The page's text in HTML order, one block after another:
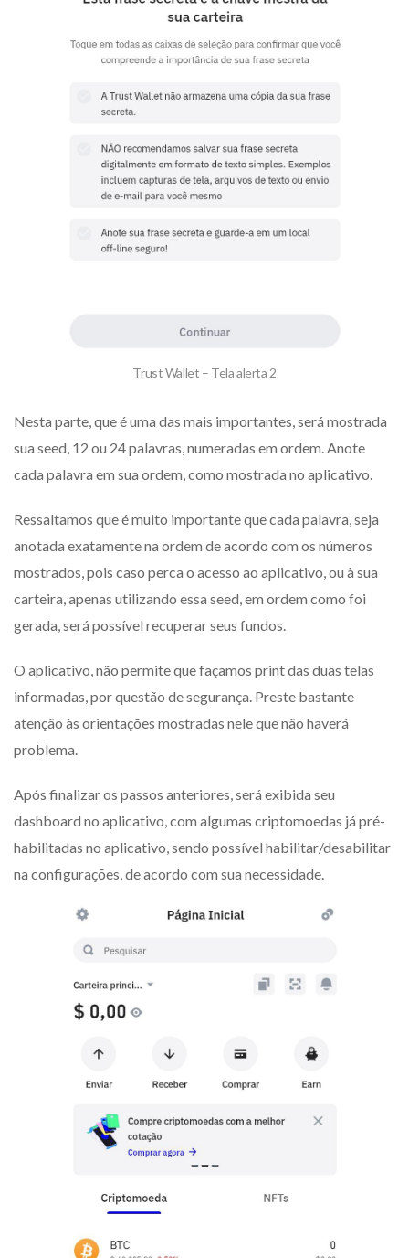
Trust Wallet – Tela alerta 2
Nesta parte, que é uma das mais importantes, será mostrada
sua seed, 12 ou 24 palavras, numeradas em ordem. Anote
cada palavra em sua ordem, como mostrada no aplicativo.
Ressaltamos que é muito importante que cada palavra, seja
anotada exatamente na ordem de acordo com os números
mostrados, pois caso perca o acesso ao aplicativo, ou à sua
carteira, apenas utilizando essa seed, em ordem como foi
gerada, será possível recuperar seus fundos.
O aplicativo, não permite que façamos print das duas telas
informadas, por questão de segurança. Preste bastante
atenção às orientações mostradas nele que não haverá
problema.
Após finalizar os passos anteriores, será exibida seu
dashboard no aplicativo, com algumas criptomoedas já pré-
habilitadas no aplicativo, sendo possível habilitar/desabilitar
na configurações, de acordo com sua necessidade.